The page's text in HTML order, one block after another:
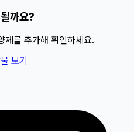
까요?
제를 추가해 확인하세요.
보기